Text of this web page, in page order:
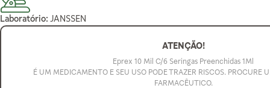
Laboratório: JANSSEN
ATENÇÃO!
Eprex 10 Mil C/6 Seringas Preenchidas 1Ml
É UM MEDICAMENTO E SEU USO PODE TRAZER RISCOS. PROCURE
FARMACÊUTICO.